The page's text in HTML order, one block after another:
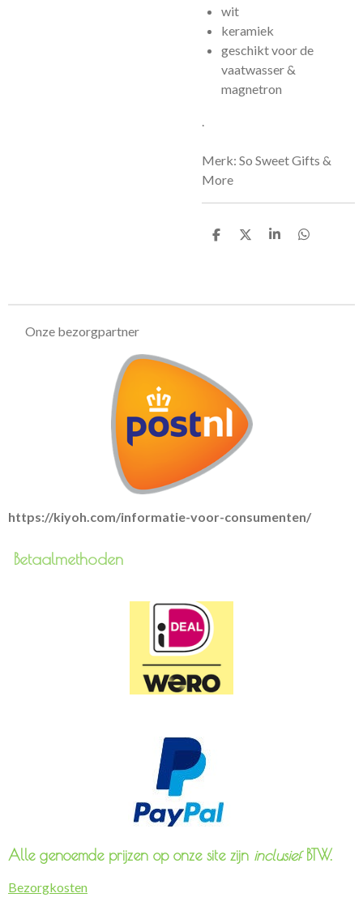
wit
keramiek
geschikt voor de
vaatwasser &
magnetron
.
Merk: So Sweet Gifts &
More
D
D
S
D
Onze bezorgpartner
https://kiyoh.com/informatie-voor-consumenten/
Betaalmethoden
Alle genoemde prijzen op onze site zijn inclusiefBTW.
Bezorgkosten